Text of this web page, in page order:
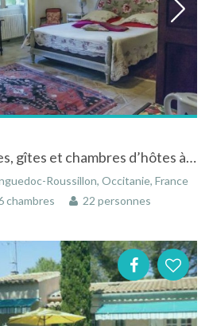
Le mas des Carnassoles, gîtes et chambres d’hôtes à Carnas
Roussillon, Occitanie, France
chambres 22 personnes